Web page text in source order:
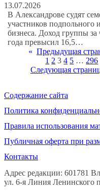
13.07.2026
В Александрове судят
участников подпольного
бизнеса. Доход группы за
года превысил 16,5…
« Предыдущая
1 2 3 4 5 … 296
Следующая
Содержание сайта
Политика
Правила использования
Публичная оферта при
Контакты
Адрес редакции: 601781
ул. 6-я Линия Ленинского